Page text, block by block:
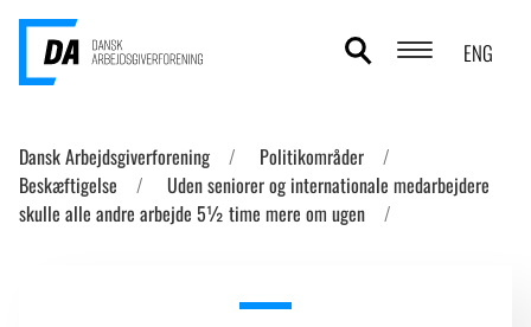
ENG
ANALYSER
Dansk Arbejdsgiverforening
Politikområder
Beskæftigelse
Uden seniorer og internationale medarbejdere
skulle alle andre arbejde 5½ time mere om ugen